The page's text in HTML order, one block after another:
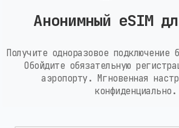
Анонимный eSIM
Получите одноразовое подключение
Обойдите обязательную
аэропорту. Мгновенная
конфиденциально.